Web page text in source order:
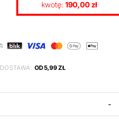
kwotę: 190,00 zł
DOSTAWA: OD 5,99 ZŁ
-